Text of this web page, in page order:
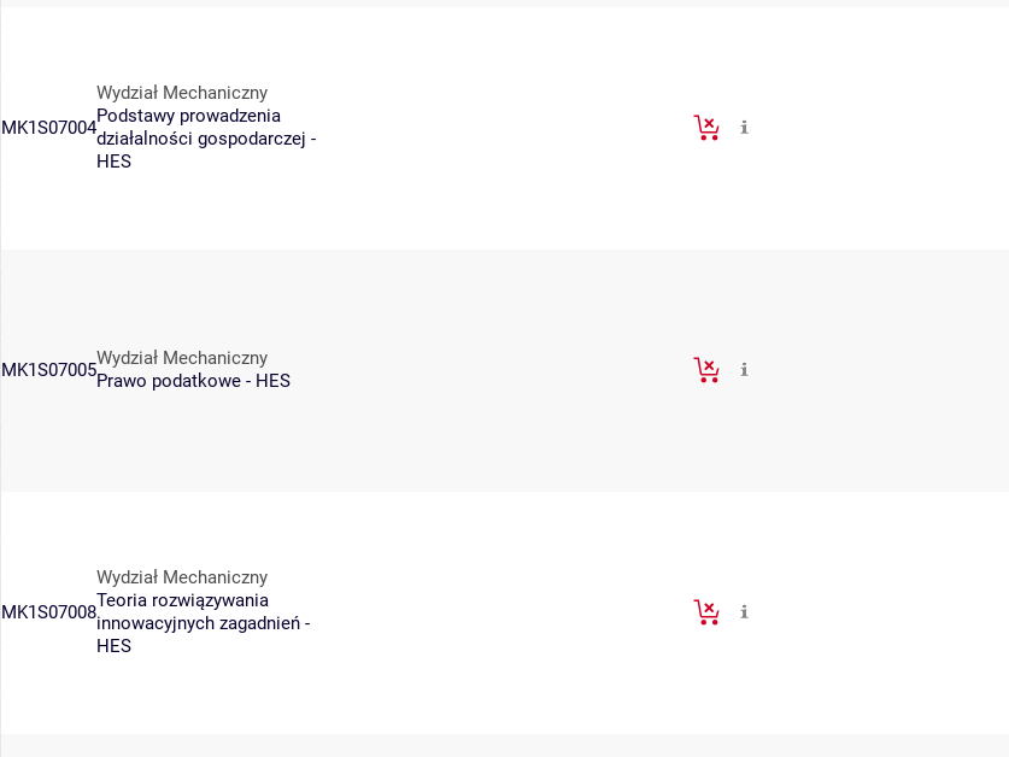
MK1S07004
Wydział Mechaniczny
Podstawy prowadzenia
działalności gospodarczej -
HES
MK1S07005
Wydział Mechaniczny
Prawo podatkowe - HES
MK1S07008
Wydział Mechaniczny
Teoria rozwiązywania
innowacyjnych zagadnień -
HES